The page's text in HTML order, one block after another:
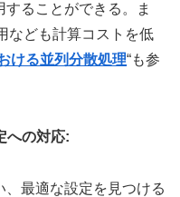
ることができる。ま
なども計算コストを低
ける並列分散処理“も参
への対応:
最適な設定を見つける